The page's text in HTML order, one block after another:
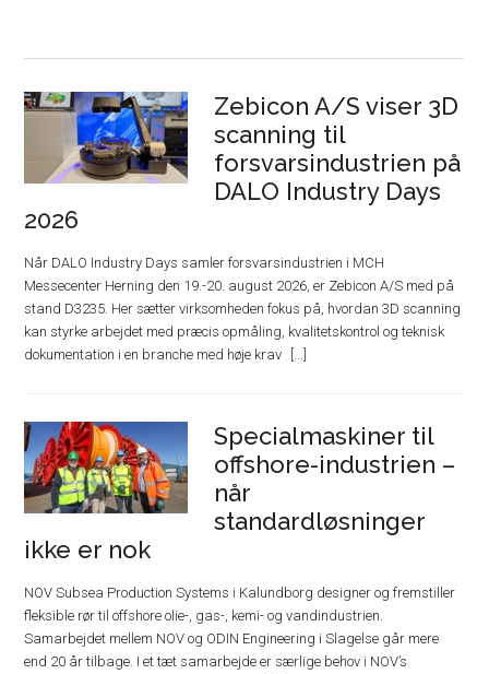
Zebicon A/S viser 3D
scanning til
forsvarsindustrien på
DALO Industry Days
2026
Når DALO Industry Days samler forsvarsindustrien i MCH
Messecenter Herning den 19.-20. august 2026, er Zebicon A/S med på
stand D3235. Her sætter virksomheden fokus på, hvordan 3D scanning
kan styrke arbejdet med præcis opmåling, kvalitetskontrol og teknisk
dokumentation i en branche med høje krav
Specialmaskiner til
offshore-industrien –
når
standardløsninger
ikke er nok
NOV Subsea Production Systems i Kalundborg designer og fremstiller
fleksible rør til offshore olie-, gas-, kemi- og vandindustrien.
Samarbejdet mellem NOV og ODIN Engineering i Slagelse går mere
end 20 år tilbage. I et tæt samarbejde er særlige behov i NOV’s